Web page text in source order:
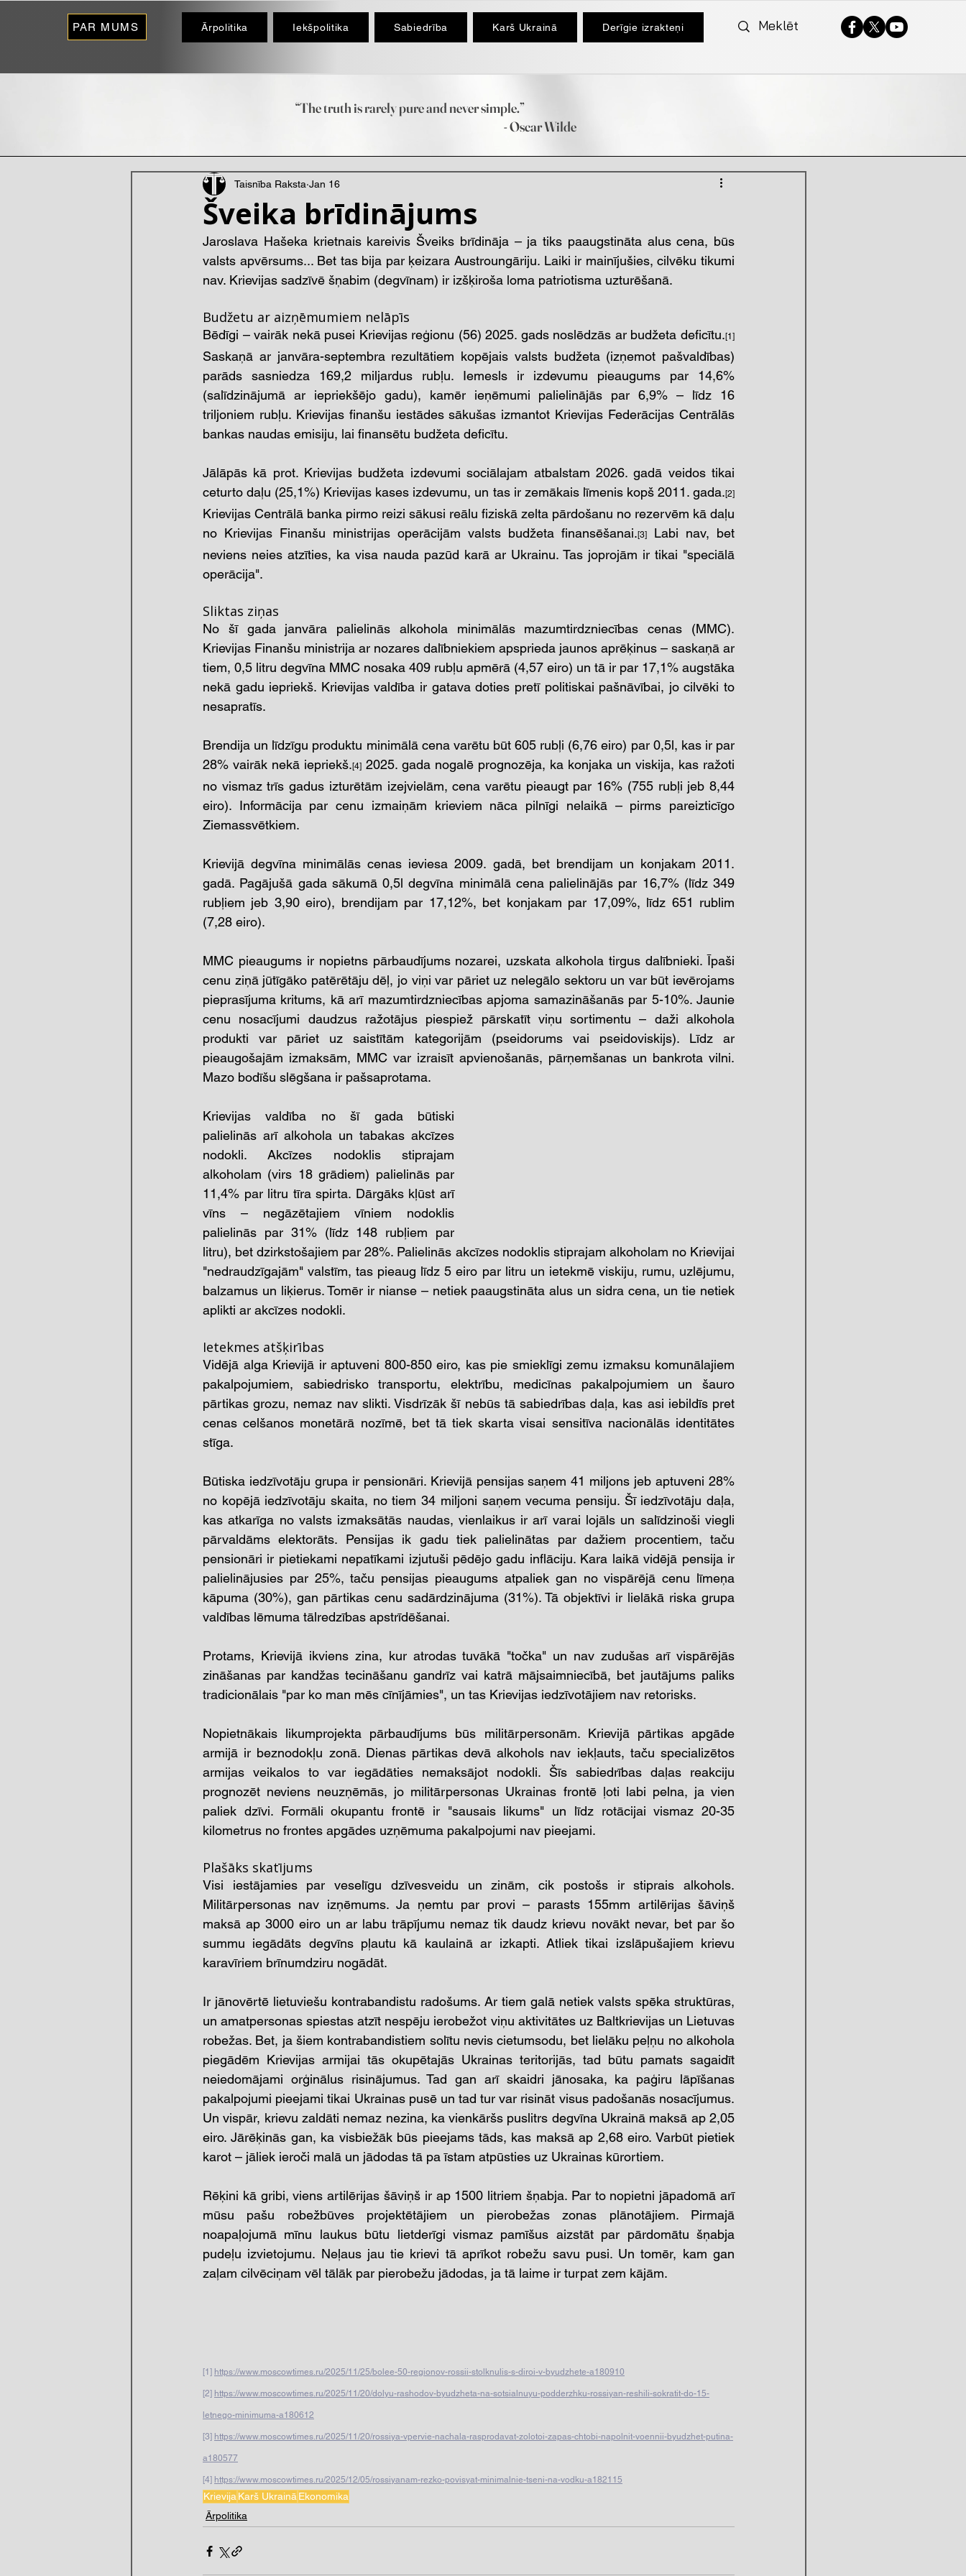
PAR MUMS Ārpolitika Iekšpolitika Sabiedrība Karš Ukrainā Derīgie izrakteņi
“The truth is rarely pure and never simple.”
- Oscar Wilde
Šveika brīdinājums
Taisnība Raksta Jan 16
Jaroslava Hašeka krietnais kareivis Šveiks brīdināja – ja tiks paaugstināta alus cena, būs
valsts apvērsums... Bet tas bija par ķeizara Austroungāriju. Laiki ir mainījušies, cilvēku tikumi
nav. Krievijas sadzīvē šņabim (degvīnam) ir izšķiroša loma patriotisma uzturēšanā.
Budžetu ar aizņēmumiem nelāpīs
Bēdīgi – vairāk nekā pusei Krievijas reģionu (56) 2025. gads noslēdzās ar budžeta deficītu.
Saskaņā ar janvāra-septembra rezultātiem kopējais valsts budžeta (izņemot pašvaldības)
parāds sasniedza 169,2 miljardus rubļu. Iemesls ir izdevumu pieaugums par 14,6%
(salīdzinājumā ar iepriekšējo gadu), kamēr ieņēmumi palielinājās par 6,9% – līdz 16
triljoniem rubļu. Krievijas finanšu iestādes sākušas izmantot Krievijas Federācijas Centrālās
bankas naudas emisiju, lai finansētu budžeta deficītu.
Jālāpās kā prot. Krievijas budžeta izdevumi sociālajam atbalstam 2026. gadā veidos tikai
ceturto daļu (25,1%) Krievijas kases izdevumu, un tas ir zemākais līmenis kopš 2011. gada.
Krievijas Centrālā banka pirmo reizi sākusi reālu fiziskā zelta pārdošanu no rezervēm kā daļu
no Krievijas Finanšu ministrijas operācijām valsts budžeta finansēšanai.[3]
Labi nav, bet
neviens neies atzīties, ka visa nauda pazūd karā ar Ukrainu. Tas joprojām ir tikai "speciālā
operācija".
Sliktas ziņas
No šī gada janvāra palielinās alkohola minimālās mazumtirdzniecības cenas (MMC).
Krievijas Finanšu ministrija ar nozares dalībniekiem apsprieda jaunos aprēķinus – saskaņā ar
tiem, 0,5 litru degvīna MMC nosaka 409 rubļu apmērā (4,57 eiro) un tā ir par 17,1% augstāka
nekā gadu iepriekš. Krievijas valdība ir gatava doties pretī politiskai pašnāvībai, jo cilvēki to
nesapratīs.
Brendija un līdzīgu produktu minimālā cena varētu būt 605 rubļi (6,76 eiro) par 0,5l, kas ir par
28% vairāk nekā iepriekš.[4] 2025. gada nogalē prognozēja, ka konjaka un viskija, kas ražoti
no vismaz trīs gadus izturētām izejvielām, cena varētu pieaugt par 16% (755 rubļi jeb 8,44
eiro). Informācija par cenu izmaiņām krieviem nāca pilnīgi nelaikā – pirms pareizticīgo
Ziemassvētkiem.
Krievijā degvīna minimālās cenas ieviesa 2009. gadā, bet brendijam un konjakam 2011.
gadā. Pagājušā gada sākumā 0,5l degvīna minimālā cena palielinājās par 16,7% (līdz 349
rubļiem jeb 3,90 eiro), brendijam par 17,12%, bet konjakam par 17,09%, līdz 651 rublim
(7,28 eiro).
MMC pieaugums ir nopietns pārbaudījums nozarei, uzskata alkohola tirgus dalībnieki. Īpaši
cenu ziņā jūtīgāko patērētāju dēļ, jo viņi var pāriet uz nelegālo sektoru un var būt ievērojams
pieprasījuma kritums, kā arī mazumtirdzniecības apjoma samazināšanās par 5-10%. Jaunie
cenu nosacījumi daudzus ražotājus piespiež pārskatīt viņu sortimentu – daži alkohola
produkti var pāriet uz saistītām kategorijām (pseidorums vai pseidoviskijs). Līdz ar
pieaugošajām izmaksām, MMC var izraisīt apvienošanās, pārņemšanas un bankrota vilni.
Mazo bodīšu slēgšana ir pašsaprotama.
Krievijas valdība no šī gada būtiski
palielinās arī alkohola un tabakas akcīzes
nodokli. Akcīzes nodoklis stiprajam
alkoholam (virs 18 grādiem) palielinās par
11,4% par litru tīra spirta. Dārgāks kļūst arī
vīns – negāzētajiem vīniem nodoklis
palielinās par 31% (līdz 148 rubļiem par
litru), bet dzirkstošajiem par 28%. Palielinās akcīzes nodoklis stiprajam alkoholam no Krievijai
"nedraudzīgajām" valstīm, tas pieaug līdz 5 eiro par litru un ietekmē viskiju, rumu, uzlējumu,
balzamus un liķierus. Tomēr ir nianse – netiek paaugstināta alus un sidra cena, un tie netiek
aplikti ar akcīzes nodokli.
Ietekmes atšķirības
Vidējā alga Krievijā ir aptuveni 800-850 eiro, kas pie smieklīgi zemu izmaksu komunālajiem
pakalpojumiem, sabiedrisko transportu, elektrību, medicīnas pakalpojumiem un šauro
pārtikas grozu, nemaz nav slikti. Visdrīzāk šī nebūs tā sabiedrības daļa, kas asi iebildīs pret
cenas celšanos monetārā nozīmē, bet tā tiek skarta visai sensitīva nacionālās identitātes
stīga.
Būtiska iedzīvotāju grupa ir pensionāri. Krievijā pensijas saņem 41 miljons jeb aptuveni 28%
no kopējā iedzīvotāju skaita, no tiem 34 miljoni saņem vecuma pensiju. Šī iedzīvotāju daļa,
kas atkarīga no valsts izmaksātās naudas, vienlaikus ir arī varai lojāls un salīdzinoši viegli
pārvaldāms elektorāts. Pensijas ik gadu tiek palielinātas par dažiem procentiem, taču
pensionāri ir pietiekami nepatīkami izjutuši pēdējo gadu inflāciju. Kara laikā vidējā pensija ir
palielinājusies par 25%, taču pensijas pieaugums atpaliek gan no vispārējā cenu līmeņa
kāpuma (30%), gan pārtikas cenu sadārdzinājuma (31%). Tā objektīvi ir lielākā riska grupa
valdības lēmuma tālredzības apstrīdēšanai.
Protams, Krievijā ikviens zina, kur atrodas tuvākā "točka" un nav zudušas arī vispārējās
zināšanas par kandžas tecināšanu gandrīz vai katrā mājsaimniecībā, bet jautājums paliks
tradicionālais "par ko man mēs cīnījāmies", un tas Krievijas iedzīvotājiem nav retorisks.
Nopietnākais likumprojekta pārbaudījums būs militārpersonām. Krievijā pārtikas apgāde
armijā ir beznodokļu zonā. Dienas pārtikas devā alkohols nav iekļauts, taču specializētos
armijas veikalos to var iegādāties nemaksājot nodokli. Šīs sabiedrības daļas reakciju
prognozēt neviens neuzņēmās, jo militārpersonas Ukrainas frontē ļoti labi pelna, ja vien
paliek dzīvi. Formāli okupantu frontē ir "sausais likums" un līdz rotācijai vismaz 20-35
kilometrus no frontes apgādes uzņēmuma pakalpojumi nav pieejami.
Plašāks skatījums
Visi iestājamies par veselīgu dzīvesveidu un zinām, cik postošs ir stiprais alkohols.
Militārpersonas nav izņēmums. Ja ņemtu par provi – parasts 155mm artilērijas šāviņš
maksā ap 3000 eiro un ar labu trāpījumu nemaz tik daudz krievu novākt nevar, bet par šo
summu iegādāts degvīns pļautu kā kaulainā ar izkapti. Atliek tikai izslāpušajiem krievu
karavīriem brīnumdziru nogādāt.
Ir jānovērtē lietuviešu kontrabandistu radošums. Ar tiem galā netiek valsts spēka struktūras,
un amatpersonas spiestas atzīt nespēju ierobežot viņu aktivitātes uz Baltkrievijas un Lietuvas
robežas. Bet, ja šiem kontrabandistiem solītu nevis cietumsodu, bet lielāku peļņu no alkohola
piegādēm Krievijas armijai tās okupētajās Ukrainas teritorijās, tad būtu pamats sagaidīt
neiedomājami orģinālus risinājumus. Tad gan arī skaidri jānosaka, ka paģiru lāpīšanas
pakalpojumi pieejami tikai Ukrainas pusē un tad tur var risināt visus padošanās nosacījumus.
Un vispār, krievu zaldāti nemaz nezina, ka vienkāršs puslitrs degvīna Ukrainā maksā ap 2,05
eiro. Jārēķinās gan, ka visbiežāk būs pieejams tāds, kas maksā ap 2,68 eiro. Varbūt pietiek
karot – jāliek ieroči malā un jādodas tā pa īstam atpūsties uz Ukrainas kūrortiem.
Rēķini kā gribi, viens artilērijas šāviņš ir ap 1500 litriem šņabja. Par to nopietni jāpadomā arī
mūsu pašu robežbūves projektētājiem un pierobežas zonas plānotājiem. Pirmajā
noapaļojumā mīnu laukus būtu lietderīgi vismaz pamīšus aizstāt par pārdomātu šņabja
pudeļu izvietojumu. Neļaus jau tie krievi tā aprīkot robežu savu pusi. Un tomēr, kam gan
zaļam cilvēciņam vēl tālāk par pierobežu jādodas, ja tā laime ir turpat zem kājām.
[1] https://www.moscowtimes.ru/2025/11/25/bolee-50-regionov-rossii-stolknulis-s-diroi-v-byudzhete-a180910
[2] https://www.moscowtimes.ru/2025/11/20/dolyu-rashodov-byudzheta-na-sotsialnuyu-podderzhku-rossiyan-reshili-sokratit-do-15-
letnego-minimuma-a180612
[3] https://www.moscowtimes.ru/2025/11/20/rossiya-vpervie-nachala-rasprodavat-zolotoi-zapas-chtobi-napolnit-voennii-byudzhet-putina-
a180577
[4] https://www.moscowtimes.ru/2025/12/05/rossiyanam-rezko-povisyat-minimalnie-tseni-na-vodku-a182115
Krievija Karš Ukrainā Ekonomika
Ārpolitika